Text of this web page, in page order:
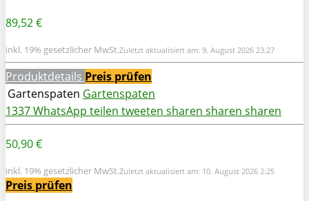
89,52 €
inkl. 19% gesetzlicher MwSt.Zuletzt aktualisiert am: 9. August 2026 23:27
Produktdetails Preis prüfen
Gartenspaten Gartenspaten
1337WhatsApp teilen tweeten sharen sharen sharen
50,90 €
inkl. 19% gesetzlicher MwSt.Zuletzt aktualisiert am: 10. August 2026 2:25
Preis prüfen